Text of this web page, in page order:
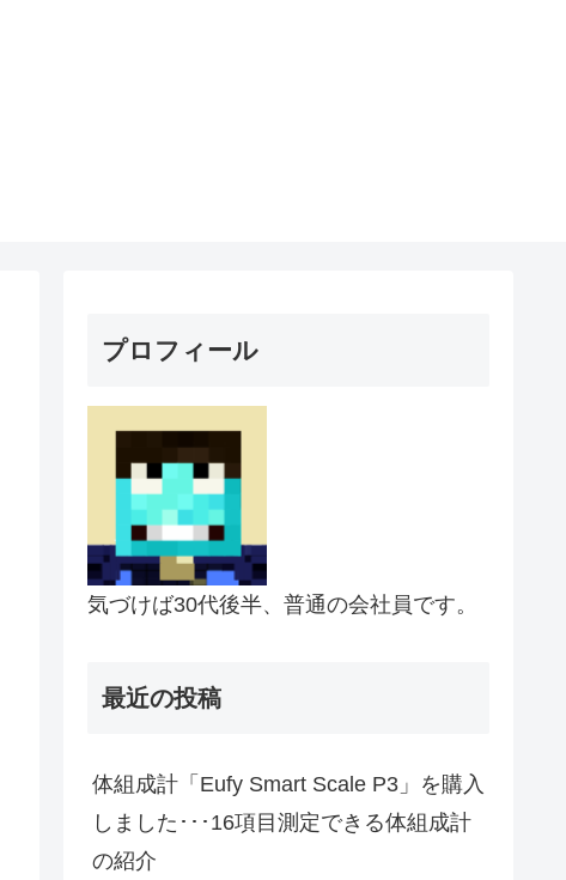
プロフィール
気づけば30代後半、普通の会社員です。
最近の投稿
体組成計「Eufy Smart Scale P3」を購入
しました･･･16項目測定できる体組成計
の紹介